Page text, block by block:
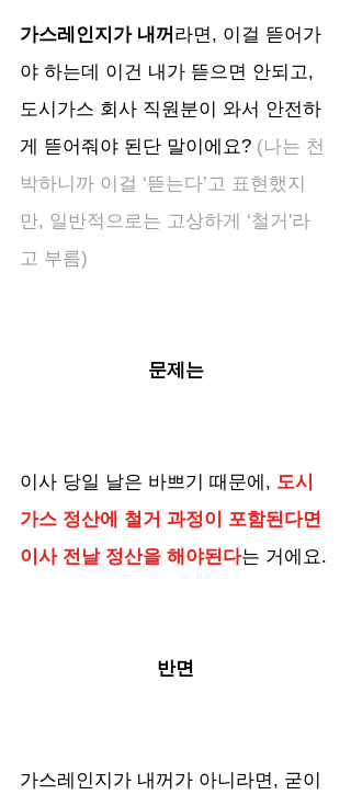
가스레인지가 내꺼 라면, 이걸 뜯어가
야 하는데 이건 내가 뜯으면 안되고,
도시가스 회사 직원분이 와서 안전하
게 뜯어줘야 된단 말이에요? (나는 천
박하니까 이걸 ‘뜯는다’고 표현했지
만, 일반적으로는 고상하게 ‘철거'라
고 부름)
문제는
이사 당일 날은 바쁘기 때문에, 도시
가스 정산에 철거 과정이 포함된다면
이사 전날 정산을 해야된다는 거에요.
반면
가스레인지가 내꺼가 아니라면, 굳이